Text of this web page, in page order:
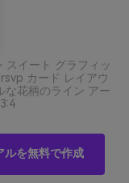
スイート グラフィッ
カード レイアウ
な花柄のライン アー
ルを無料で作成